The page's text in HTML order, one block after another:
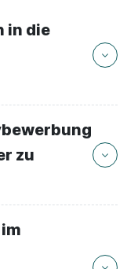
in die
zu